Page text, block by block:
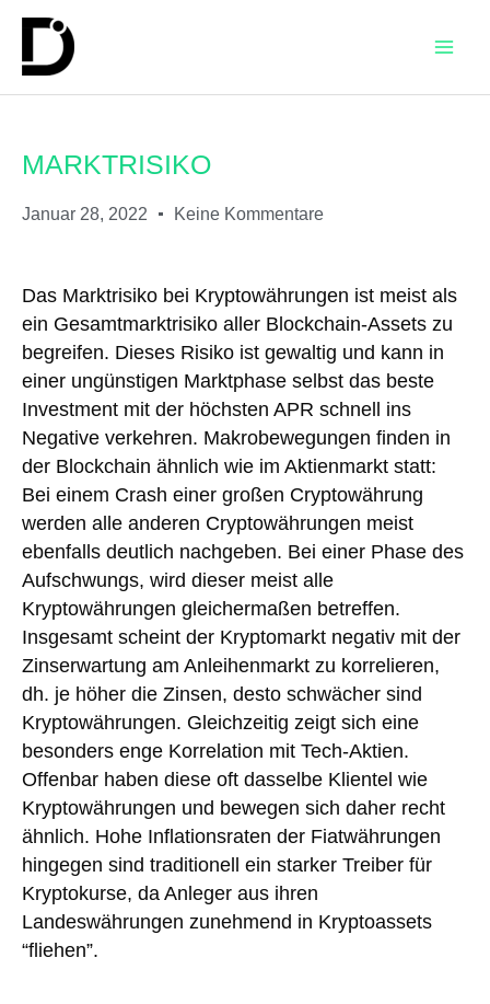
MARKTRISIKO
Januar 28, 2022 Keine Kommentare
Das Marktrisiko bei Kryptowährungen ist meist als
ein Gesamtmarktrisiko aller Blockchain-Assets zu
begreifen. Dieses Risiko ist gewaltig und kann in
einer ungünstigen Marktphase selbst das beste
Investment mit der höchsten APR schnell ins
Negative verkehren. Makrobewegungen finden in
der Blockchain ähnlich wie im Aktienmarkt statt:
Bei einem Crash einer großen Cryptowährung
werden alle anderen Cryptowährungen meist
ebenfalls deutlich nachgeben. Bei einer Phase des
Aufschwungs, wird dieser meist alle
Kryptowährungen gleichermaßen betreffen.
Insgesamt scheint der Kryptomarkt negativ mit der
Zinserwartung am Anleihenmarkt zu korrelieren,
dh. je höher die Zinsen, desto schwächer sind
Kryptowährungen. Gleichzeitig zeigt sich eine
besonders enge Korrelation mit Tech-Aktien.
Offenbar haben diese oft dasselbe Klientel wie
Kryptowährungen und bewegen sich daher recht
ähnlich. Hohe Inflationsraten der Fiatwährungen
hingegen sind traditionell ein starker Treiber für
Kryptokurse, da Anleger aus ihren
Landeswährungen zunehmend in Kryptoassets
“fliehen”.